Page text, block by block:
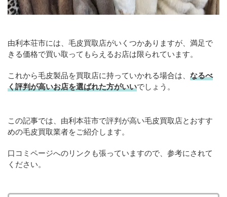
由利本荘市には、毛皮買取店がいくつかありますが、満足で
きる価格で買い取ってもらえるお店は限られています。
これから毛皮製品を買取店に持っていかれる場合は、 なるべ
く評判が高いお店を選ばれた方がいいでしょう。
この記事では、由利本荘市で評判が高い毛皮買取店とおすす
めの毛皮買取業者をご紹介します。
口コミページへのリンクも張っていますので、参考にされて
ください。